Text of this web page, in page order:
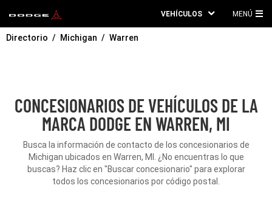
VEHÍCULOS MENÚ
Directorio Michigan Warren
CONCESIONARIOS DE VEHÍCULOS DE LA
MARCA DODGE EN WARREN, MI
Busca la información de contacto de los concesionarios de
Michigan ubicados en Warren, MI. ¿No encuentras lo que
buscas? Haz clic en "Buscar concesionario" para explorar
todos los concesionarios por código postal.